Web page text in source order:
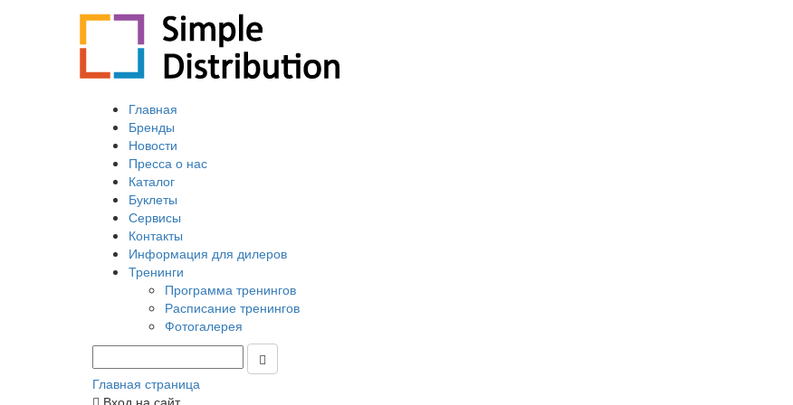
Главная
Бренды
Новости
Пресса о нас
Каталог
Буклеты
Сервисы
Контакты
Информация для дилеров
Тренинги
Программа тренингов
Расписание тренингов
Фотогалерея
Главная страница
Вход на сайт